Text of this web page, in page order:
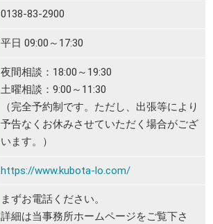
0138-83-2900
平日 09:00～17:30
夜間相談：18:00～19:30
土曜相談：9:00～11:30
（完全予約制です。ただし、出張等により
予告なくお休みさせていただく場合がござ
います。）
https://www.kubota-lo.com/
まずお電話ください。
詳細は当事務所ホームページをご覧下さ